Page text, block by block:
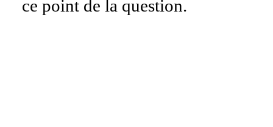
ce point de la question.